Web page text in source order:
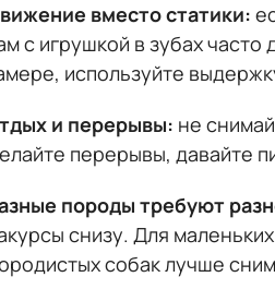
вместо статики:
с игрушкой в зубах
используйте
и перерывы: не
перерывы, давайте
породы требуют
снизу. Для
собак лучше